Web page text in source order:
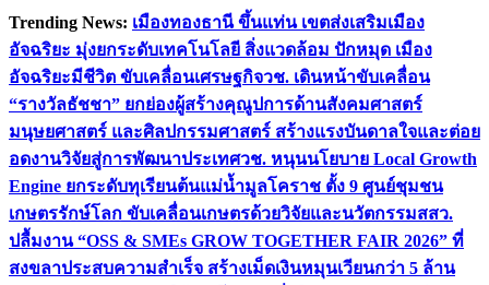
Skip
to
content
Trending News: เมืองทองธานี ขึ้นแท่น เขตส่งเสริมเมือง
อัจฉริยะ มุ่งยกระดับเทคโนโลยี สิ่งแวดล้อม ปักหมุด เมือง
อัจฉริยะมีชีวิต ขับเคลื่อนเศรษฐกิจวช. เดินหน้าขับเคลื่อน
“รางวัลธัชชา” ยกย่องผู้สร้างคุณูปการด้านสังคมศาสตร์
มนุษยศาสตร์ และศิลปกรรมศาสตร์ สร้างแรงบันดาลใจและต่อย
อดงานวิจัยสู่การพัฒนาประเทศวช. หนุนนโยบาย Local Growth
Engine ยกระดับทุเรียนต้นแม่น้ำมูลโคราช ตั้ง 9 ศูนย์ชุมชน
เกษตรรักษ์โลก ขับเคลื่อนเกษตรด้วยวิจัยและนวัตกรรมสสว.
ปลื้มงาน “OSS & SMEs GROW TOGETHER FAIR 2026” ที่
สงขลาประสบความสำเร็จ สร้างเม็ดเงินหมุนเวียนกว่า 5 ล้าน